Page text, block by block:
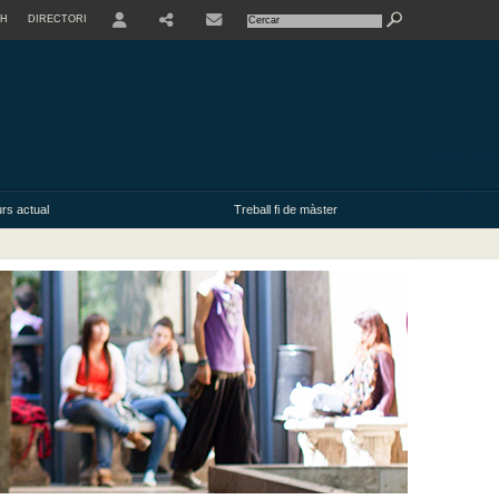
DIRECTORI
actual Treball fi de màster